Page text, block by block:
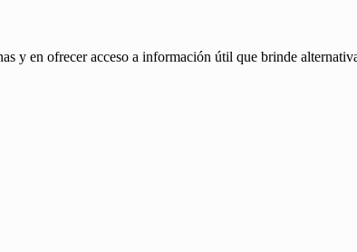
y en ofrecer acceso a información útil que brinde